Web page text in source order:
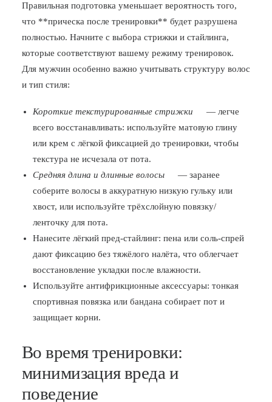
Правильная подготовка уменьшает вероятность того,
что **прическа после тренировки** будет разрушена
полностью. Начните с выбора стрижки и стайлинга,
которые соответствуют вашему режиму тренировок.
Для мужчин особенно важно учитывать структуру волос
и тип стиля:
Короткие текстурированные стрижки
— легче
всего восстанавливать: используйте матовую глину
или крем с лёгкой фиксацией до тренировки, чтобы
текстура не исчезала от пота.
Средняя длина и длинные волосы
— заранее
соберите волосы в аккуратную низкую гульку или
хвост, или используйте трёхслойную повязку/
ленточку для пота.
Нанесите лёгкий пред-стайлинг: пена или соль-спрей
дают фиксацию без тяжёлого налёта, что облегчает
восстановление укладки после влажности.
Используйте антифрикционные аксессуары: тонкая
спортивная повязка или банданa собирает пот и
защищает корни.
Во время тренировки:
минимизация вреда и
поведение